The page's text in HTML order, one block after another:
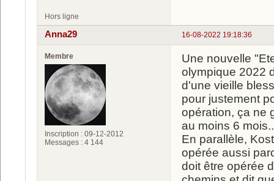
Hors ligne
16-08-2022 19:18:36
Anna29
Membre
Inscription : 09-12-2012
Messages : 4 144
Une nouvelle
olympique 2022
d'une vieille
pour justement
opération, ça ne
au moins 6
En parallèle,
opérée aussi
doit être opérée